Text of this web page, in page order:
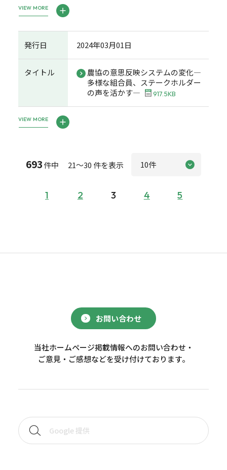
VIEW MORE
発行日 2024年03月01日
タイトル
農協の意思反映システムの変化―
多様な組合員、ステークホルダー
の声を活かす―
917.5KB
VIEW MORE
693件中 21～30 件を表示
1 2 3 4 5
お問い合わせ
当社ホームページ掲載情報へのお問い合わせ・
ご意見・ご感想などを受け付けております。